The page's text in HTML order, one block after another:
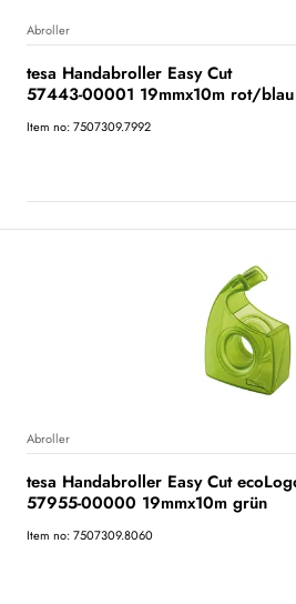
Abroller
tesa Handabroller Easy Cut
57443-00001 19mmx10m rot/blau
Item no: 7507309.7992
Abroller
tesa Handabroller Easy Cut
57955-00000 19mmx10m grün
Item no: 7507309.8060